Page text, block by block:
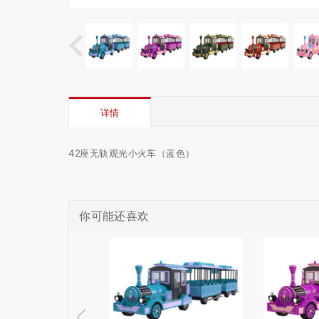
详情
42座无轨观光小火车（蓝色）
你可能还喜欢